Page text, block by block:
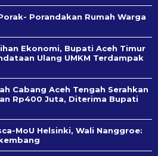
Porandakan Rumah Warga
Ekonomi, Bupati Aceh Timur
Ulang UMKM Terdampak
Cabang Aceh Tengah Serahkan
Rp400 Juta, Diterima Bupati
MoU Helsinki, Wali Nanggroe: